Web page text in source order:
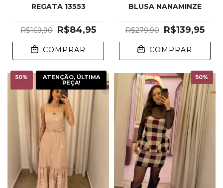
REGATA 13553
R$169,90 R$84,95
COMPRAR
BLUSA NANAMINZE
R$279,90 R$139,95
COMPRAR
50% ATENÇÃO, ÚLTIMA
PEÇA!
50%